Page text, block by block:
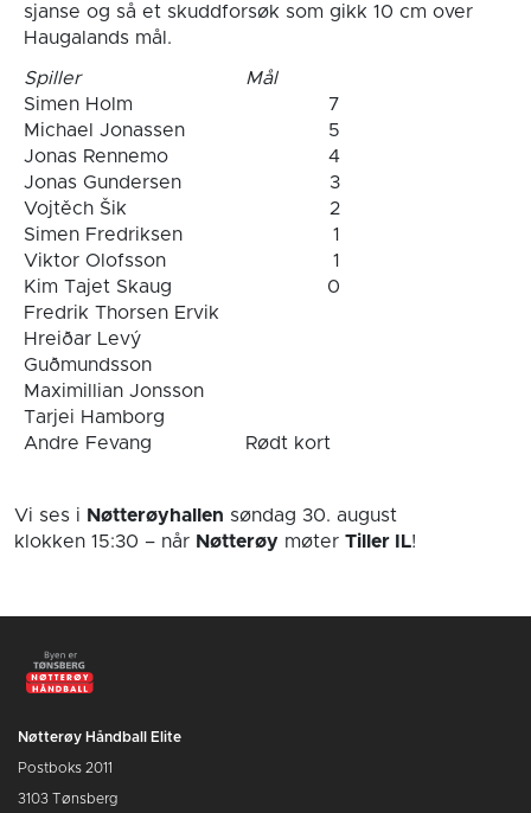
sjanse og så et skuddforsøk som gikk 10 cm over
Haugalands mål.
Spiller
Mål
Simen Holm
7
Michael Jonassen
5
Jonas Rennemo
4
Jonas Gundersen
3
Vojtěch Šik
2
Simen Fredriksen
1
Viktor Olofsson
1
Kim Tajet Skaug
0
Fredrik Thorsen Ervik
Hreiðar Levý
Guðmundsson
Maximillian Jonsson
Tarjei Hamborg
Andre Fevang
Rødt kort
Vi ses i Nøtterøyhallen søndag 30. august
klokken 15:30 – når Nøtterøy møter Tiller IL!
Nøtterøy Håndball Elite
Postboks 2011
3103 Tønsberg